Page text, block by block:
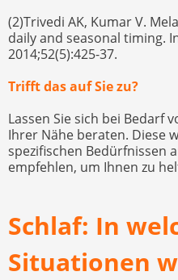
(2)Trivedi AK, Kumar V.
daily and seasonal timing.
2014;52(5):425-37.
Trifft das auf Sie zu?
Lassen Sie sich bei Bedarf
Ihrer Nähe beraten. Diese
spezifischen Bedürfnissen
empfehlen, um Ihnen zu
Schlaf: In
Situationen